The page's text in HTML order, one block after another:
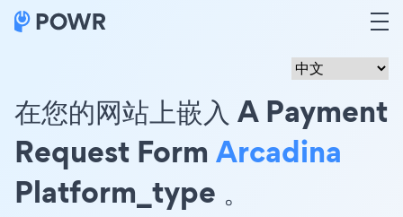
在您的网站上嵌入 A Payment
Request Form Arcadina
Platform_type 。